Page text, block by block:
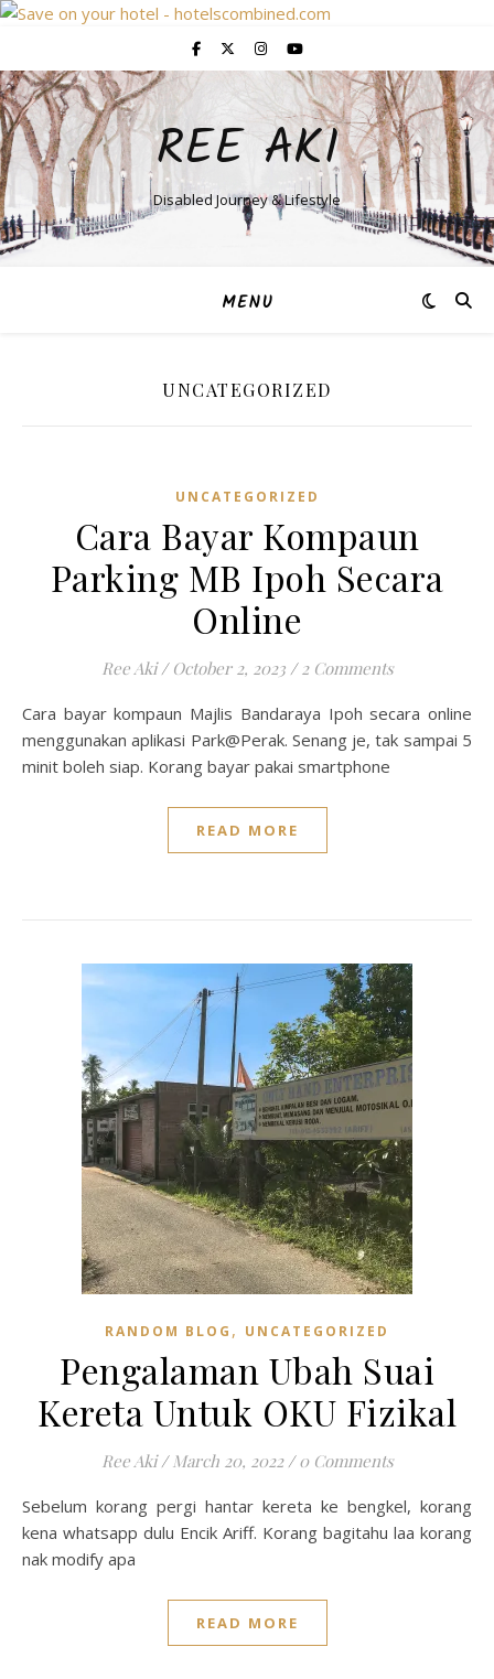
REE AKI
Disabled Journey & Lifestyle
MENU
UNCATEGORIZED
UNCATEGORIZED
Cara Bayar Kompaun
Parking MB Ipoh Secara
Online
Ree Aki / October 2, 2023 / 2 Comments
Cara bayar kompaun Majlis Bandaraya Ipoh secara online
menggunakan aplikasi Park@Perak. Senang je, tak sampai 5
minit boleh siap. Korang bayar pakai smartphone
READ MORE
RANDOM BLOG , UNCATEGORIZED
Pengalaman Ubah Suai
Kereta Untuk OKU Fizikal
Ree Aki / March 20, 2022 / 0 Comments
Sebelum korang pergi hantar kereta ke bengkel, korang
kena whatsapp dulu Encik Ariff. Korang bagitahu laa korang
nak modify apa
READ MORE